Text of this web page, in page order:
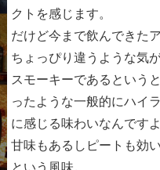
クトを感じます。
だけど今まで飲んできた
ちょっぴり違うような気
スモーキーであるという
ったような一般的にハイ
に感じる味わいなんですよ
甘味もあるしピートも効